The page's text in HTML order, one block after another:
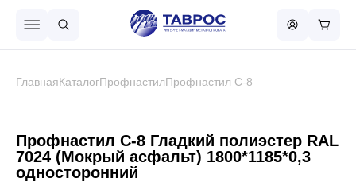
Металлочерепица
ГлавнаяКаталогПрофнастилПрофнастил С-8
Профнастил С-8 Гладкий полиэстер RAL
7024 (Мокрый асфальт) 1800*1185*0,3
односторонний